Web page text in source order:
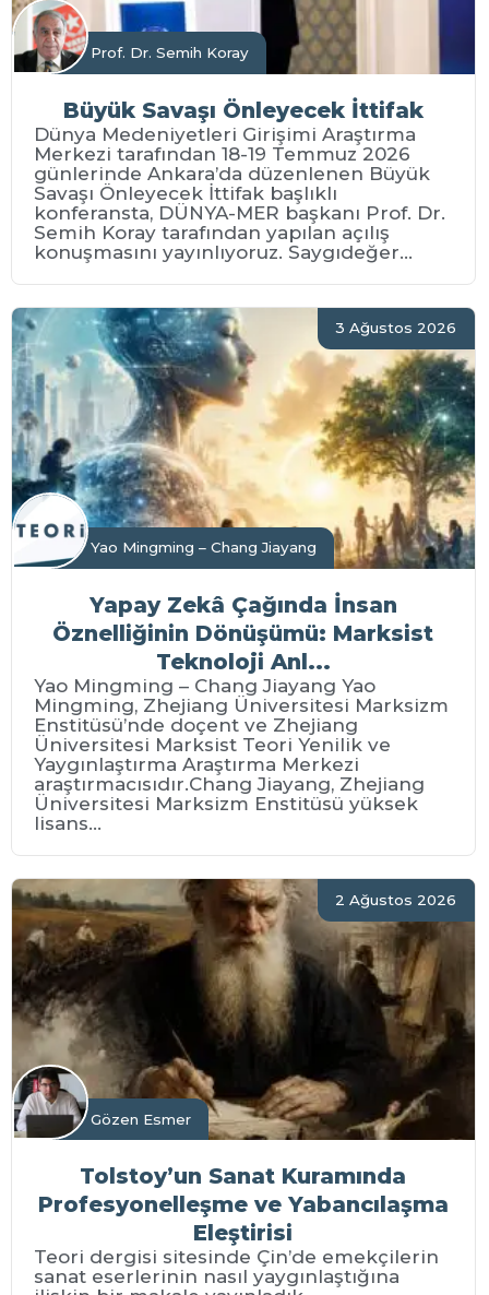
Prof. Dr. Semih Koray
Büyük Savaşı Önleyecek İttifak
Dünya Medeniyetleri Girişimi Araştırma
Merkezi tarafından 18-19 Temmuz 2026
günlerinde Ankara’da düzenlenen Büyük
Savaşı Önleyecek İttifak başlıklı
konferansta, DÜNYA-MER başkanı Prof. Dr.
Semih Koray tarafından yapılan açılış
konuşmasını yayınlıyoruz. Saygıdeğer...
3 Ağustos 2026
Yao Mingming – Chang Jiayang
Yapay Zekâ Çağında İnsan
Öznelliğinin Dönüşümü: Marksist
Teknoloji Anl...
Yao Mingming – Chang Jiayang Yao
Mingming, Zhejiang Üniversitesi Marksizm
Enstitüsü’nde doçent ve Zhejiang
Üniversitesi Marksist Teori Yenilik ve
Yaygınlaştırma Araştırma Merkezi
araştırmacısıdır.Chang Jiayang, Zhejiang
Üniversitesi Marksizm Enstitüsü yüksek
lisans...
2 Ağustos 2026
Gözen Esmer
Tolstoy’un Sanat Kuramında
Profesyonelleşme ve Yabancılaşma
Eleştirisi
Teori dergisi sitesinde Çin’de emekçilerin
sanat eserlerinin nasıl yaygınlaştığına